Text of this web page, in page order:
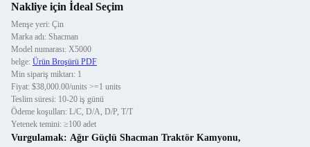
Nakliye için İdeal Seçim
Menşe yeri: Çin
Marka adı: Shacman
Model numarası: X5000
belge: Ürün Broşürü PDF
Min sipariş miktarı: 1
Fiyat: $38,000.00/units >=1 units
Teslim süresi: 10-20 iş günü
Ödeme koşulları: L/C, D/A, D/P, T/T
Yetenek temini: ≥100 adet
Vurgulamak: Ağır Güçlü Shacman Traktör Kamyonu,